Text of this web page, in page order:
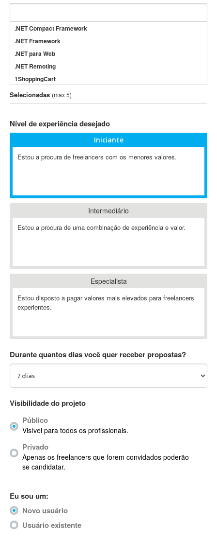
.NET Compact Framework
.NET Framework
.NET para Web
.NET Remoting
1ShoppingCart
3DS Max
3GSM
802.11
A-GPS
ABAP
Abaqus
ABBYY FineReader
Ableton
Ableton Push
Abstract
AC3
ACID Pro
ACPI
Acrobat
Acrobat X
Acronis
ACT
Actimize
ActionScript
ActionScript 3
Selecionadas (max 5)
Nível de experiência desejado
Iniciante
Estou a procura de freelancers com os menores valores.
Intermediário
Estou a procura de uma combinação de experiência e valor.
Especialista
Estou disposto a pagar valores mais elevados para freelancers
experientes.
Durante quantos dias você quer receber propostas?
Visibilidade do projeto
Público
Visível para todos os profissionais.
Privado
Apenas os freelancers que forem convidados poderão
se candidatar.
Eu sou um:
Novo usuário
Usuário existente